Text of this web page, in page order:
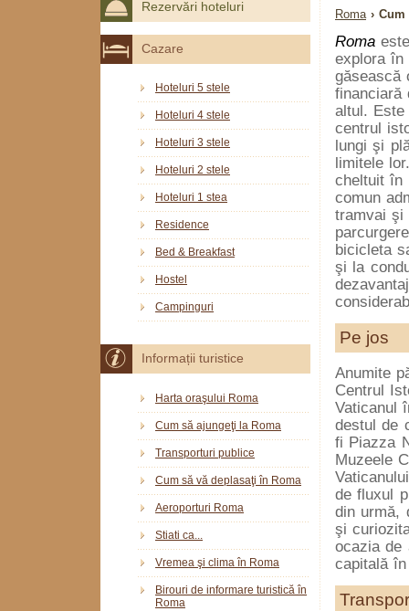
Roma ›
Roma
explora în
găsească
financiară
altul.
centrul
lungi şi
limitele
cheltuit în
comun
tramvai şi
bicicleta
şi la
Pe jos
Anumite
Centrul
Vaticanul
destul de
fi Piazza
Muzeele
de fluxul
din urmă,
şi
ocazia de
capitală
Rezervări hoteluri
Cazare
Hoteluri 5 stele
Hoteluri 4 stele
Hoteluri 3 stele
Hoteluri 2 stele
Hoteluri 1 stea
Residence
Bed & Breakfast
Hostel
Campinguri
Informații turistice
Harta oraşului Roma
Cum să ajungeţi la Roma
Transporturi publice
Cum să vă deplasaţi în Roma
Aeroporturi Roma
Stiati ca...
Vremea şi clima în Roma
Birouri de informare turistică în
Roma